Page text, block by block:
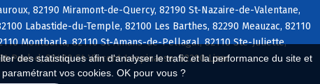
des statistiques afin d'analyser le trafic et la performance du site et
vos cookies. OK pour vous ?
82190 Miramont-de-Quercy, 82190 St-Nazaire-de-Valentane,
Labastide-du-Temple, 82100 Les Barthes, 82290 Meauzac, 82110
Montbarla, 82110 St-Amans-de-Pellagal, 82110 Ste-Juliette,
Paul-d, 82400 St-Vincent-Lespinasse, 82200 Lizac